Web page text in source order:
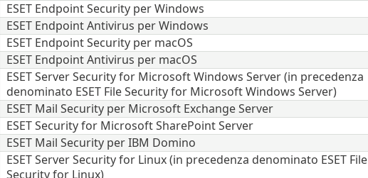
ESET Endpoint Security per Windows
ESET Endpoint Antivirus per Windows
ESET Endpoint Security per macOS
ESET Endpoint Antivirus per macOS
ESET Server Security for Microsoft Windows Server (in precedenza
denominato ESET File Security for Microsoft Windows Server)
ESET Mail Security per Microsoft Exchange Server
ESET Security for Microsoft SharePoint Server
ESET Mail Security per IBM Domino
ESET Server Security for Linux (in precedenza denominato ESET File
Security for Linux)